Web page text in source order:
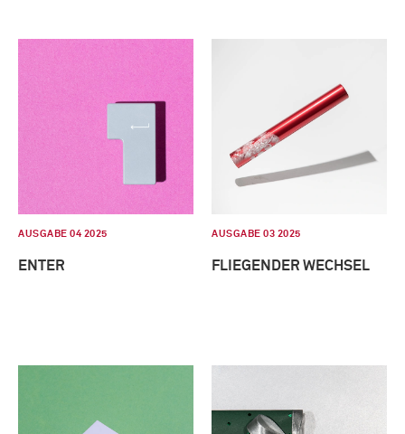
AUSGABE 04 2025
ENTER
AUSGABE 03 2025
FLIEGENDER WECHSEL